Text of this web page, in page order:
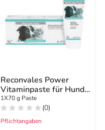
Reconvales Power
Vitaminpaste für Hunde
/ Katzen
1X70 g Paste
(0)
Pflichtangaben